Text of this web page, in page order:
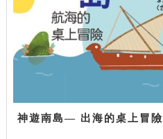
神遊南島— 出海的桌上冒險